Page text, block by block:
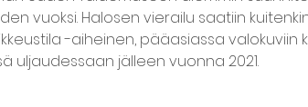
vuoksi. Halosen vierailu saatiin
-aiheinen, pääasiassa valokuviin
uljaudessaan jälleen vuonna 2021.